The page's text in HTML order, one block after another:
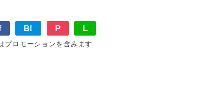
B! P L
プロモーションを含みます